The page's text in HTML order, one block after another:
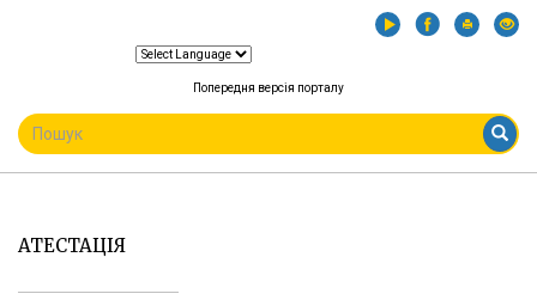
Попередня версія порталу
ПОШУКОВА
ФОРМА
Пошук
АТЕСТАЦІЯ